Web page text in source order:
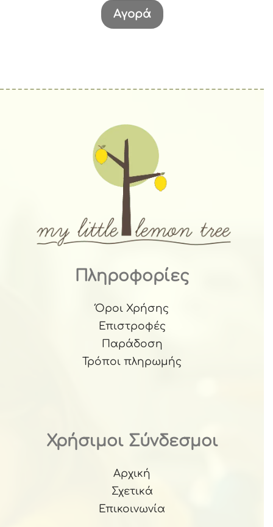
Αγορά
Πληροφορίες
Όροι Χρήσης
Επιστροφές
Παράδοση
Τρόποι πληρωμής
Χρήσιμοι Σύνδεσμοι
Αρχική
Σχετικά
Επικοινωνία